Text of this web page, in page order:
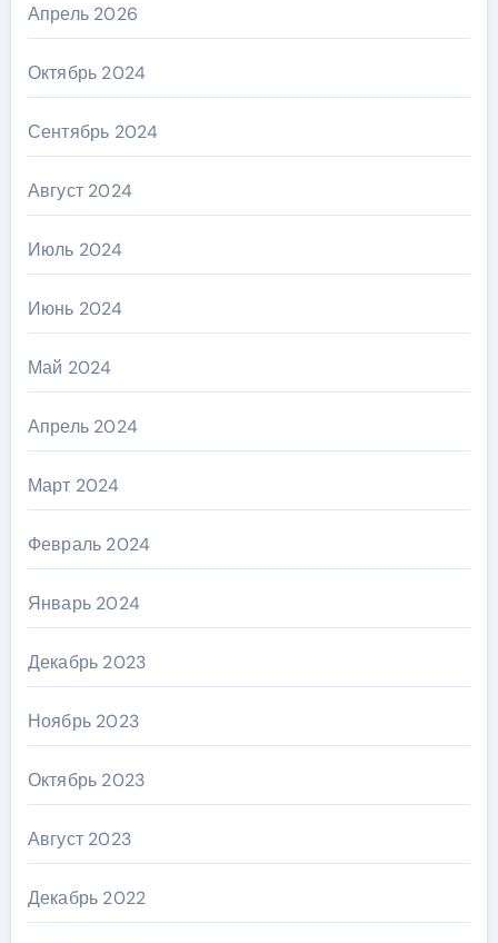
Апрель 2026
Октябрь 2024
Сентябрь 2024
Август 2024
Июль 2024
Июнь 2024
Май 2024
Апрель 2024
Март 2024
Февраль 2024
Январь 2024
Декабрь 2023
Ноябрь 2023
Октябрь 2023
Август 2023
Декабрь 2022